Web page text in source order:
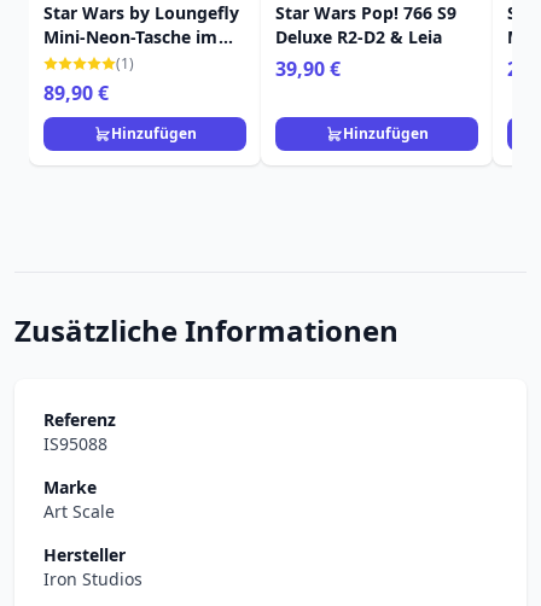
Star Wars by Loungefly
Mini-Neon-Tasche im
70er-Stil(1)
89,90 €
Hinzufügen
Star Wars Pop! 766 S9
Deluxe R2-D2 & Leia
39,90 €
Hinzufügen
SW
Zusätzliche Informationen
Referenz
IS95088
Marke
Art Scale
Hersteller
Iron Studios